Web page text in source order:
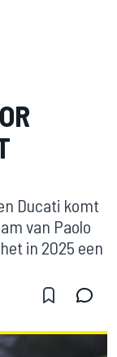
Ducati komt
van Paolo
in 2025 een